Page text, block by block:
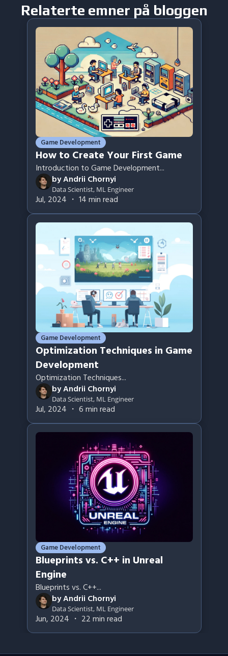
Relaterte emner på bloggen
Game Development
How to Create Your First Game
Introduction to Game Development...
byAndrii Chornyi
Data Scientist, ML Engineer
Jul, 2024 ・ 14min read
Game Development
Optimization Techniques in Game
Development
Optimization Techniques...
byAndrii Chornyi
Data Scientist, ML Engineer
Jul, 2024 ・ 6min read
Game Development
Blueprints vs. C++ in Unreal
Engine
Blueprints vs. C++...
byAndrii Chornyi
Data Scientist, ML Engineer
Jun, 2024 ・ 22min read